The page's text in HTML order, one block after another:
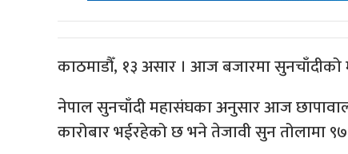
काठमाडौँ, १३ असार । आज बजारमा
नेपाल सुनचाँदी महासंघका अनुसार आज
कारोबार भईरहेको छ भने तेजावी सुन तोलामा